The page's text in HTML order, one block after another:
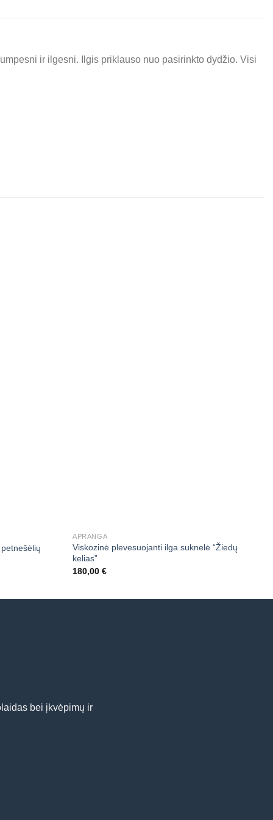
ir ilgesni. Ilgis priklauso nuo pasirinkto dydžio. Visi
APRANGA
Viskozinė plevesuojanti ilga suknelė “Žiedų
kelias”
180,00€
bei įkvėpimų ir